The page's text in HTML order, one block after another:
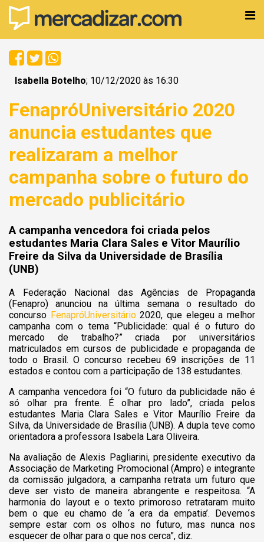
Isabella Botelho; 10/12/2020 às 16:30
FenapróUniversitário 2020
anuncia estudantes que
realizaram a melhor
campanha sobre o futuro do
mercado publicitário
A campanha vencedora foi criada pelos
estudantes Maria Clara Sales e Vitor Maurílio
Freire da Silva da Universidade de Brasília
(UNB)
A Federação Nacional das Agências de Propaganda
(Fenapro) anunciou na última semana o resultado do
concurso FenapróUniversitário2020, que elegeu a melhor
campanha com o tema “Publicidade: qual é o futuro do
mercado de trabalho?” criada por universitários
matriculados em cursos de publicidade e propaganda de
todo o Brasil. O concurso recebeu 69 inscrições de 11
estados e contou com a participação de 138 estudantes.
A campanha vencedora foi “O futuro da publicidade não é
só olhar pra frente. É olhar pro lado”, criada pelos
estudantes Maria Clara Sales e Vitor Maurílio Freire da
Silva, da Universidade de Brasília (UNB). A dupla teve como
orientadora a professora Isabela Lara Oliveira.
Na avaliação de Alexis Pagliarini, presidente executivo da
Associação de Marketing Promocional (Ampro) e integrante
da comissão julgadora, a campanha retrata um futuro que
deve ser visto de maneira abrangente e respeitosa. “A
harmonia do layout e o texto primoroso retrataram muito
bem o que eu chamo de ‘a era da empatia’. Devemos
sempre estar com os olhos no futuro, mas nunca nos
esquecer de olhar para o que nos cerca”, diz.